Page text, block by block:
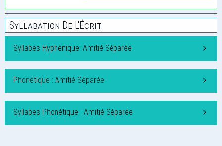
Syllabation De L'Écrit
Syllabes Hyphénique: Amitié Séparée
Phonétique : Amitié Séparée
Syllabes Phonétique : Amitié Séparée